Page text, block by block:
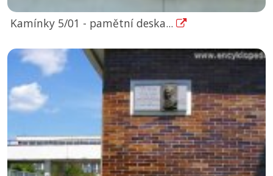
Kamínky 5/01 - pamětní deska...